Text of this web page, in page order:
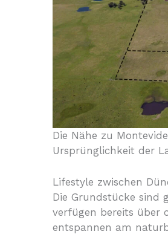
Die Nähe zu
Ursprünglichkeit der
Lifestyle zwischen
Die Grundstücke sind
verfügen bereits über
entspannen am